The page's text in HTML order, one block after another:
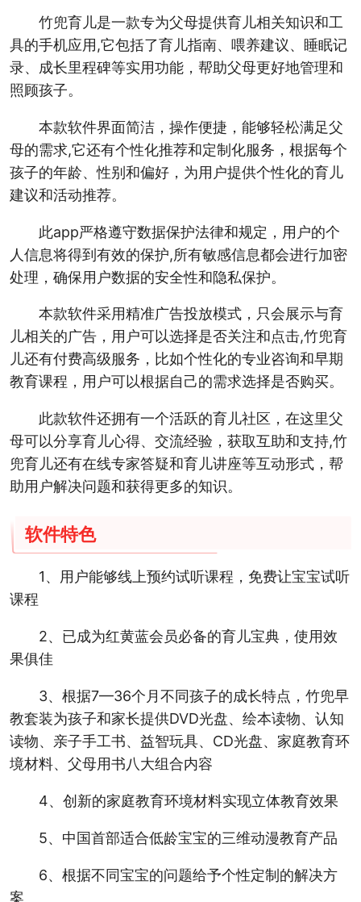
竹兜育儿是一款专为父母提供育儿相关知识和工
具的手机应用,它包括了育儿指南、喂养建议、睡眠记
录、成长里程碑等实用功能，帮助父母更好地管理和
照顾孩子。
本款软件界面简洁，操作便捷，能够轻松满足父
母的需求,它还有个性化推荐和定制化服务，根据每个
孩子的年龄、性别和偏好，为用户提供个性化的育儿
建议和活动推荐。
此app严格遵守数据保护法律和规定，用户的个
人信息将得到有效的保护,所有敏感信息都会进行加密
处理，确保用户数据的安全性和隐私保护。
本款软件采用精准广告投放模式，只会展示与育
儿相关的广告，用户可以选择是否关注和点击,竹兜育
儿还有付费高级服务，比如个性化的专业咨询和早期
教育课程，用户可以根据自己的需求选择是否购买。
此款软件还拥有一个活跃的育儿社区，在这里父
母可以分享育儿心得、交流经验，获取互助和支持,竹
兜育儿还有在线专家答疑和育儿讲座等互动形式，帮
助用户解决问题和获得更多的知识。
软件特色
1、用户能够线上预约试听课程，免费让宝宝试听
课程
2、已成为红黄蓝会员必备的育儿宝典，使用效
果俱佳
3、根据7—36个月不同孩子的成长特点，竹兜早
教套装为孩子和家长提供DVD光盘、绘本读物、认知
读物、亲子手工书、益智玩具、CD光盘、家庭教育环
境材料、父母用书八大组合内容
4、创新的家庭教育环境材料实现立体教育效果
5、中国首部适合低龄宝宝的三维动漫教育产品
6、根据不同宝宝的问题给予个性定制的解决方
案